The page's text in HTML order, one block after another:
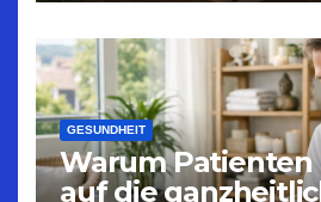
GESUNDHEIT
Warum Patienten
auf die